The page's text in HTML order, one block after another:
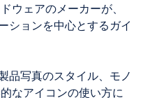
ウェアのメーカーが、
ションを中心とするガイ
品写真のスタイル、モノ
なアイコンの使い方に